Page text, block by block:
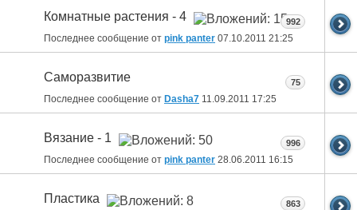
Комнатные растения - 4
Последнее сообщение от pink panter 07.10.2011 21:25
992
Саморазвитие
Последнее сообщение от Dasha7 11.09.2011 17:25
75
Вязание - 1
Последнее сообщение от pink panter 28.06.2011 16:15
996
Пластика 863